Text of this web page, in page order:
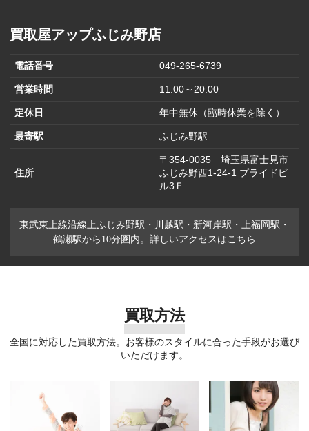
買取屋アップふじみ野店
電話番号 049-265-6739
営業時間 11:00～20:00
定休日 年中無休（臨時休業を除く）
最寄駅 ふじみ野駅
住所
〒354-0035 埼玉県富士見市
ふじみ野西1-24-1 プライドビ
ル3Ｆ
東武東上線沿線上ふじみ野駅・川越駅・新河岸駅・上福岡駅・
鶴瀬駅から10分圏内。詳しいアクセスはこちら
買取方法
全国に対応した買取方法。お客様のスタイルに合った手段がお選び
いただけます。